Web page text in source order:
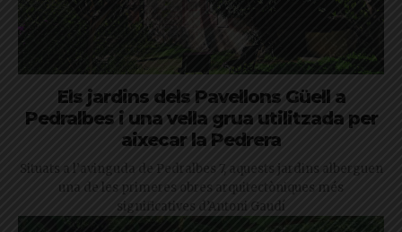
Els jardins dels Pavellons Güell a
Pedralbes i una vella grua utilitzada per
aixecar la Pedrera
Situats a l’avinguda de Pedralbes 7, aquests jardins alberguen
una de les primeres obres arquitectòniques més
significatives d’Antoni Gaudí